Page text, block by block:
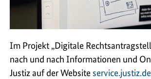
Im Projekt „Digitale
nach und nach Informationen und
Justiz auf der Website service.justiz.de